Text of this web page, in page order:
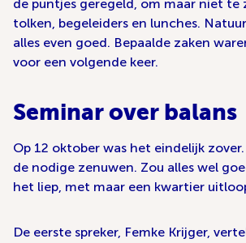
de puntjes geregeld, om maar niet te
tolken, begeleiders en lunches.
alles even goed. Bepaalde zaken
voor een volgende keer.
Seminar over balans
Op 12 oktober was het eindelijk
de nodige zenuwen. Zou alles wel
het liep, met maar een kwartier
De eerste spreker, Femke Krijger,